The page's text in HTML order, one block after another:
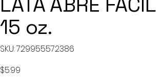
15 oz.
SKU: SKU
729955572386
729955572386
Price
$5.99